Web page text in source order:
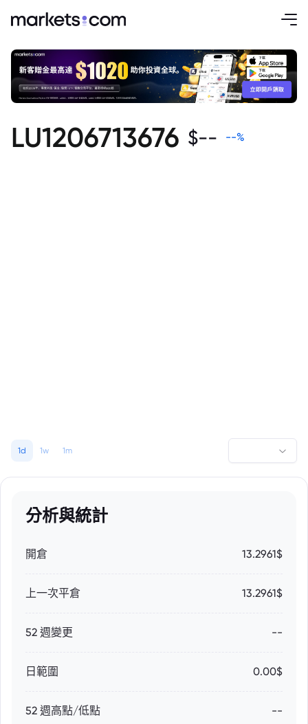
LU1206713676 $-- --%
1d 1w 1m
分析與統計
開倉 13.2961$
上一次平倉 13.2961$
52 週變更 --
日範圍 0.00$
52 週高點/低點 --